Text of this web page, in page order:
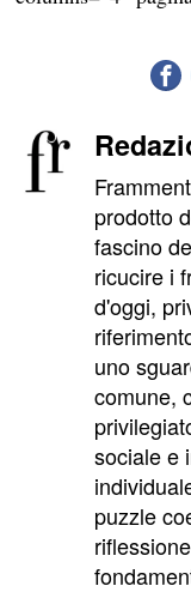
prodotto
fascino
ricucire i
d'oggi,
uno
comune,
sociale e
puzzle